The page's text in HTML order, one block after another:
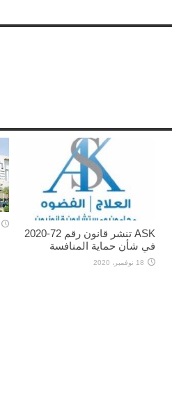
ASK تنشر قانون رقم 72-2020
في شأن حماية المنافسة
18 نوفمبر، 2020